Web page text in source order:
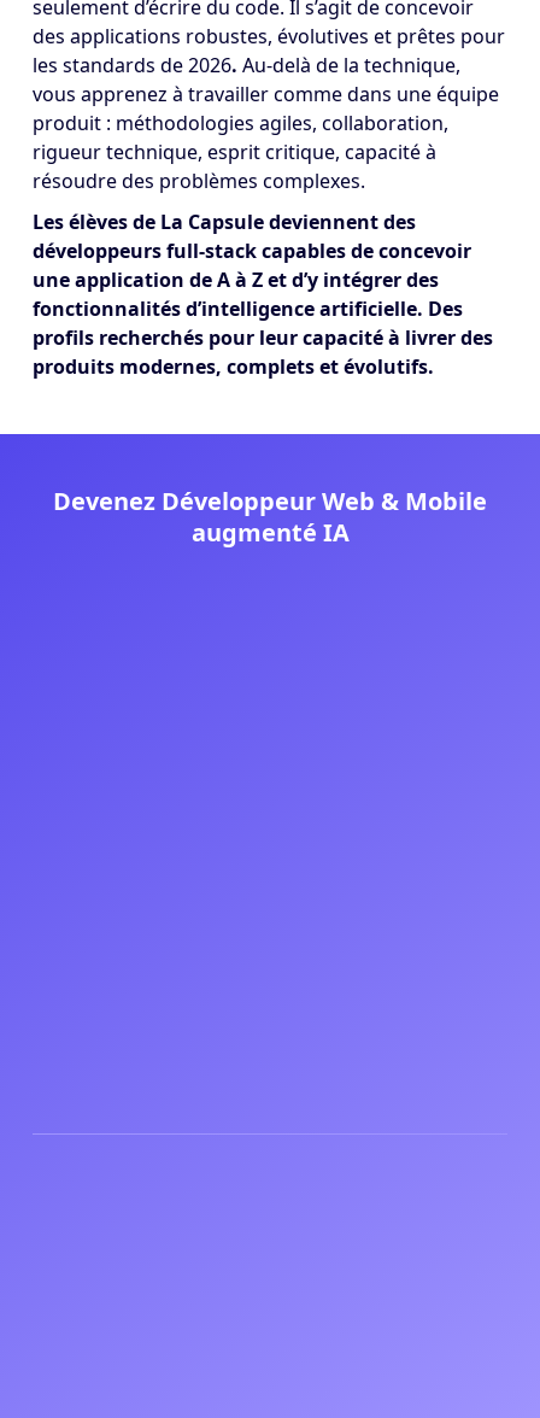
seulement d’écrire du code. Il s’agit de concevoir
des applications robustes, évolutives et prêtes pour
les standards de 2026. Au-delà de la technique,
vous apprenez à travailler comme dans une équipe
produit : méthodologies agiles, collaboration,
rigueur technique, esprit critique, capacité à
résoudre des problèmes complexes.
Les élèves de La Capsule deviennent des
développeurs full-stack capables de concevoir
une application de A à Z et d’y intégrer des
fonctionnalités d’intelligence artificielle. Des
profils recherchés pour leur capacité à livrer des
produits modernes, complets et évolutifs.
Devenez Développeur Web & Mobile
augmenté IA